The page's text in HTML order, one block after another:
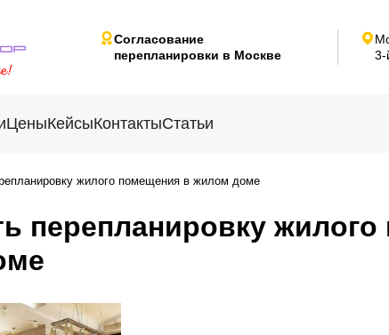
Согласование
перепланировки в Москве
3-
ЦеныКейсыКонтактыСтатьи
жилого помещения в жилом доме
перепланировку